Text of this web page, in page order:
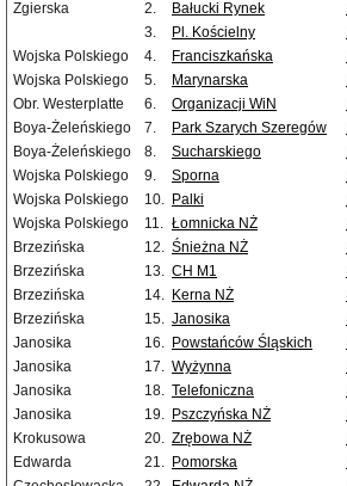
Zgierska
2. Bałucki Rynek
3.
Pl. Kościelny
Wojska Polskiego
4. Franciszkańska
Wojska Polskiego
5. Marynarska
Obr. Westerplatte
6. Organizacji WiN
Boya-Żeleńskiego
7. Park Szarych Szeregów
Boya-Żeleńskiego
8. Sucharskiego
Wojska Polskiego
9. Sporna
Wojska Polskiego
10. Palki
Wojska Polskiego
11. Łomnicka NŻ
Brzezińska
12. Śnieżna NŻ
Brzezińska
13. CH M1
Brzezińska
14. Kerna NŻ
Brzezińska
15. Janosika
Janosika
16. Powstańców Śląskich
Janosika
17. Wyżynna
Janosika
18. Telefoniczna
Janosika
19. Pszczyńska NŻ
Krokusowa
20. Zrębowa NŻ
Edwarda
21. Pomorska